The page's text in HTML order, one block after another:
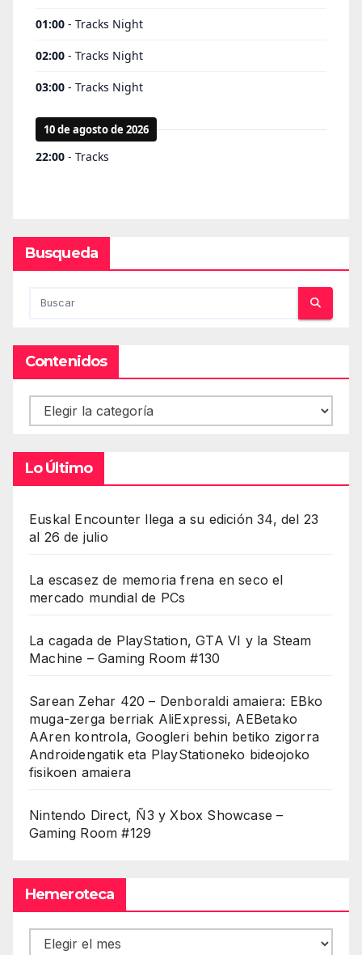
Busqueda
Contenidos
Contenidos
Lo Último
Euskal Encounter llega a su edición 34, del 23
al 26 de julio
La escasez de memoria frena en seco el
mercado mundial de PCs
La cagada de PlayStation, GTA VI y la Steam
Machine – Gaming Room #130
Sarean Zehar 420 – Denboraldi amaiera: EBko
muga-zerga berriak AliExpressi, AEBetako
AAren kontrola, Googleri behin betiko zigorra
Androidengatik eta PlayStationeko bideojoko
fisikoen amaiera
Nintendo Direct, Ñ3 y Xbox Showcase –
Gaming Room #129
Hemeroteca
Hemeroteca